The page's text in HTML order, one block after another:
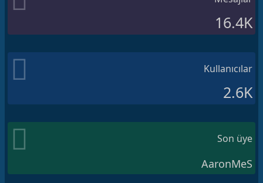
16.4K
Kullanıcılar
2.6K
Son üye
AaronMeS